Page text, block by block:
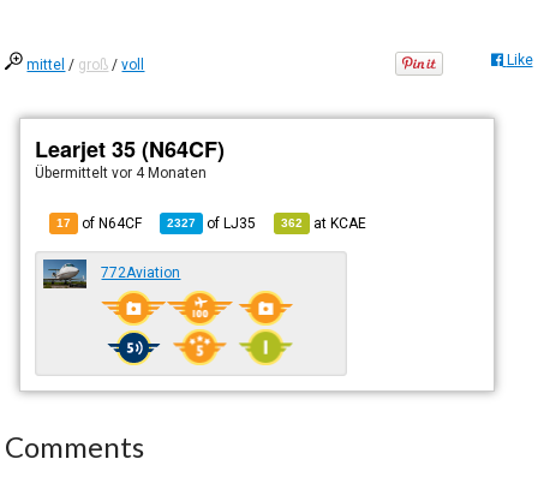
mittel / groß /voll Like
Learjet 35 (N64CF)
Übermitteltvor 4 Monaten
17 of N64CF 2327 ofLJ35 362 atKCAE
772Aviation
Comments